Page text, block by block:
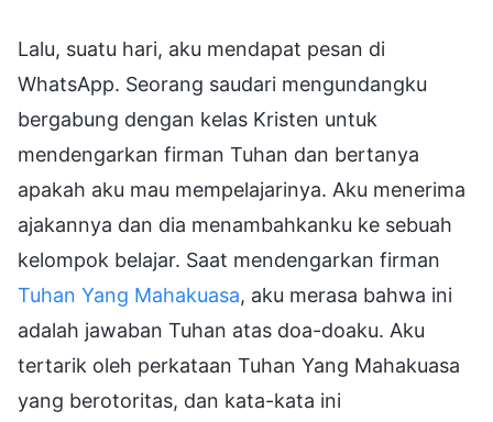
Lalu, suatu hari, aku mendapat pesan di
WhatsApp. Seorang saudari mengundangku
bergabung dengan kelas Kristen untuk
mendengarkan firman Tuhan dan bertanya
apakah aku mau mempelajarinya. Aku menerima
ajakannya dan dia menambahkanku ke sebuah
kelompok belajar. Saat mendengarkan firman
Tuhan Yang Mahakuasa, aku merasa bahwa ini
adalah jawaban Tuhan atas doa-doaku. Aku
tertarik oleh perkataan Tuhan Yang Mahakuasa
yang berotoritas, dan kata-kata ini